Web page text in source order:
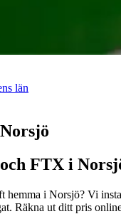
län
FTX i
hemma i Norsjö? Vi
Räkna ut ditt pris